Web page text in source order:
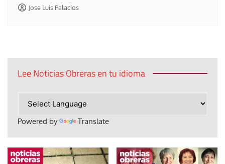
Jose Luis Palacios
Lee Noticias Obreras en tu idioma
Powered by Translate